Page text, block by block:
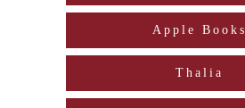
Apple Books
Thalia